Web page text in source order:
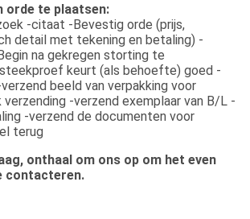
orde te plaatsen:
-citaat -Bevestig orde (prijs,
detail met tekening en betaling) -
na gekregen storting te
keurt (als behoefte) goed -
beeld van verpakking voor
-verzend exemplaar van B/L -
-verzend de documenten voor
terug
onthaal om ons op om het even
contacteren.